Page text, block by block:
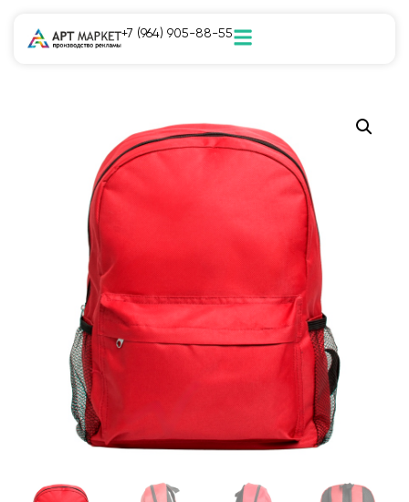
+7 (964) 905-88-55